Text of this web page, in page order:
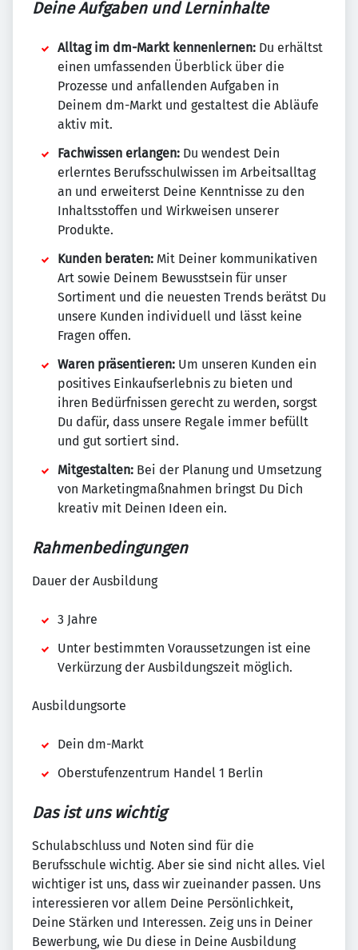
Deine Aufgaben und Lerninhalte
Alltag im dm-Markt kennenlernen: Du erhältst
einen umfassenden Überblick über die
Prozesse und anfallenden Aufgaben in
Deinem dm-Markt und gestaltest die Abläufe
aktiv mit.
Fachwissen erlangen: Du wendest Dein
erlerntes Berufsschulwissen im Arbeitsalltag
an und erweiterst Deine Kenntnisse zu den
Inhaltsstoffen und Wirkweisen unserer
Produkte.
Kunden beraten: Mit Deiner kommunikativen
Art sowie Deinem Bewusstsein für unser
Sortiment und die neuesten Trends berätst Du
unsere Kunden individuell und lässt keine
Fragen offen.
Waren präsentieren: Um unseren Kunden ein
positives Einkaufserlebnis zu bieten und
ihren Bedürfnissen gerecht zu werden, sorgst
Du dafür, dass unsere Regale immer befüllt
und gut sortiert sind.
Mitgestalten: Bei der Planung und Umsetzung
von Marketingmaßnahmen bringst Du Dich
kreativ mit Deinen Ideen ein.
Rahmenbedingungen
Dauer der Ausbildung
3 Jahre
Unter bestimmten Voraussetzungen ist eine
Verkürzung der Ausbildungszeit möglich.
Ausbildungsorte
Dein dm-Markt
Oberstufenzentrum Handel 1 Berlin
Das ist uns wichtig
Schulabschluss und Noten sind für die
Berufsschule wichtig. Aber sie sind nicht alles. Viel
wichtiger ist uns, dass wir zueinander passen. Uns
interessieren vor allem Deine Persönlichkeit,
Deine Stärken und Interessen. Zeig uns in Deiner
Bewerbung, wie Du diese in Deine Ausbildung